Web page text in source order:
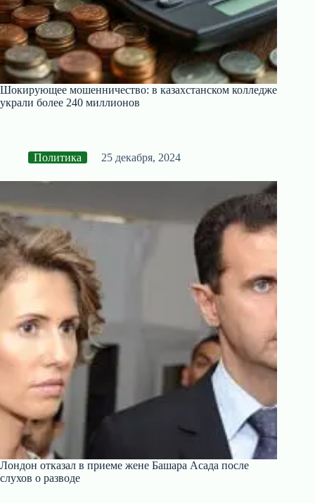
Шокирующее мошенничество: в казахстанском колледже
украли более 240 миллионов
Политика 25 декабря, 2024
Лондон отказал в приеме жене Башара Асада после
слухов о разводе